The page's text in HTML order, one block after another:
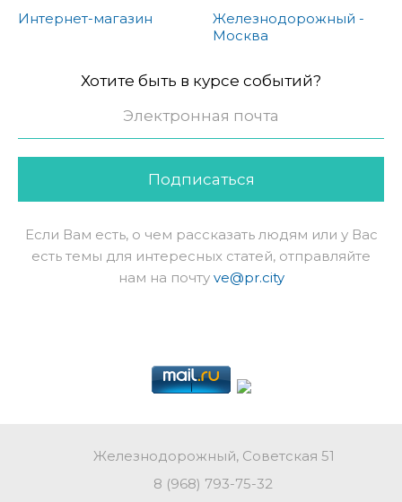
Интернет-магазин
Железнодорожный -
Москва
Хотите быть в курсе событий?
Подписаться
Если Вам есть, о чем рассказать людям или у Вас
есть темы для интересных статей, отправляйте
нам на почту ve@pr.city
Железнодорожный, Советская 51
8 (968) 793-75-32